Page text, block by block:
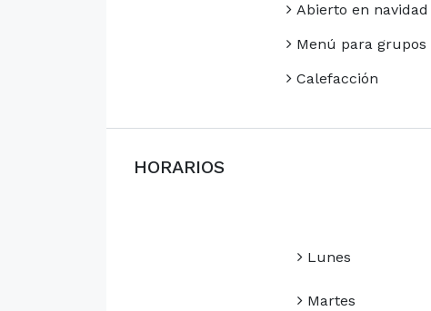
Abierto en navidad
Menú para grupos
Calefacción
HORARIOS
Lunes
Martes